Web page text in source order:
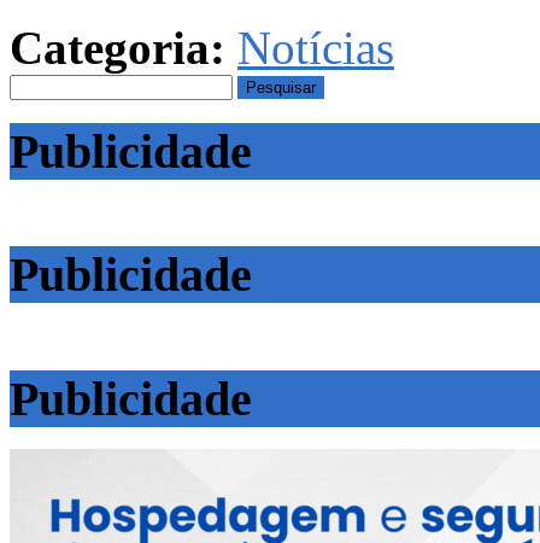
Categoria: Notícias
por:
Publicidade
Publicidade
Publicidade